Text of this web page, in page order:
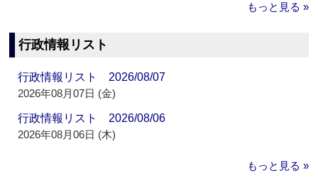
もっと見る »
行政情報リスト
行政情報リスト 2026/08/07
2026年08月07日 (金)
行政情報リスト 2026/08/06
2026年08月06日 (木)
もっと見る »